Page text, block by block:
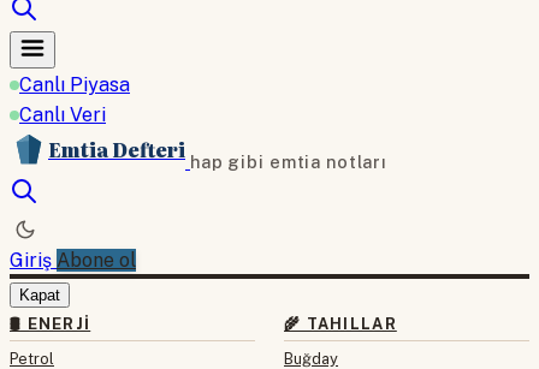
Canlı Piyasa
Canlı Veri
Emtia Defteri hap gibi emtia notları
Giriş Abone ol
Kapat
🛢 ENERJI
Petrol
🌾 TAHILLAR
Buğday